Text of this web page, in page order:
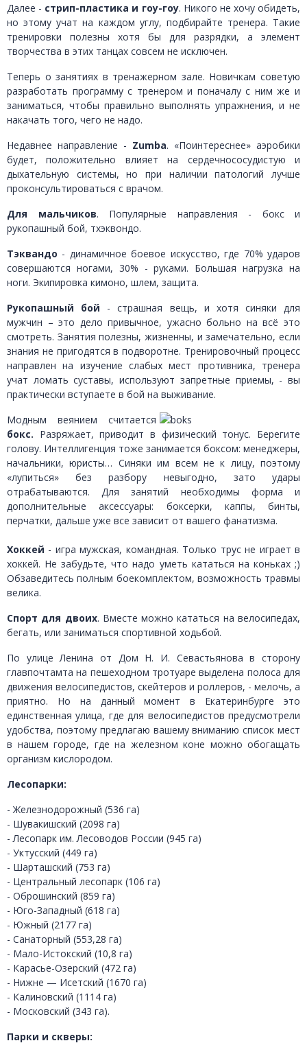
Далее - стрип-пластика и гоу-гоу. Никого не хочу обидеть,
но этому учат на каждом углу, подбирайте тренера. Такие
тренировки полезны хотя бы для разрядки, а элемент
творчества в этих танцах совсем не исключен.
Теперь о занятиях в тренажерном зале. Новичкам советую
разработать программу с тренером и поначалу с ним же и
заниматься, чтобы правильно выполнять упражнения, и не
накачать того, чего не надо.
Недавнее направление - Zumba. «Поинтереснее» аэробики
будет, положительно влияет на сердечнососудистую и
дыхательную системы, но при наличии патологий лучше
проконсультироваться с врачом.
Для мальчиков. Популярные направления - бокс и
рукопашный бой, тхэквондо.
Тэквандо - динамичное боевое искусство, где 70% ударов
совершаются ногами, 30% - руками. Большая нагрузка на
ноги. Экипировка кимоно, шлем, защита.
Рукопашный бой - страшная вещь, и хотя синяки для
мужчин – это дело привычное, ужасно больно на всё это
смотреть. Занятия полезны, жизненны, и замечательно, если
знания не пригодятся в подворотне. Тренировочный процесс
направлен на изучение слабых мест противника, тренера
учат ломать суставы, используют запретные приемы, - вы
практически вступаете в бой на выживание.
Модным веянием считается
бокс. Разряжает, приводит в физический тонус. Берегите
голову. Интеллигенция тоже занимается боксом: менеджеры,
начальники, юристы… Синяки им всем не к лицу, поэтому
«лупиться» без разбору невыгодно, зато удары
отрабатываются. Для занятий необходимы форма и
дополнительные аксессуары: боксерки, каппы, бинты,
перчатки, дальше уже все зависит от вашего фанатизма.
Хоккей - игра мужская, командная. Только трус не играет в
хоккей. Не забудьте, что надо уметь кататься на коньках ;)
Обзаведитесь полным боекомплектом, возможность травмы
велика.
Спорт для двоих. Вместе можно кататься на велосипедах,
бегать, или заниматься спортивной ходьбой.
По улице Ленина от Дом Н. И. Севастьянова в сторону
главпочтамта на пешеходном тротуаре выделена полоса для
движения велосипедистов, скейтеров и роллеров, - мелочь, а
приятно. Но на данный момент в Екатеринбурге это
единственная улица, где для велосипедистов предусмотрели
удобства, поэтому предлагаю вашему вниманию список мест
в нашем городе, где на железном коне можно обогащать
организм кислородом.
Лесопарки:
- Железнодорожный (536 га)
- Шувакишский (2098 га)
- Лесопарк им. Лесоводов России (945 га)
- Уктусский (449 га)
- Шарташский (753 га)
- Центральный лесопарк (106 га)
- Оброшинский (859 га)
- Юго-Западный (618 га)
- Южный (2177 га)
- Санаторный (553,28 га)
- Мало-Истокский (10,8 га)
- Карасье-Озерский (472 га)
- Нижне — Исетский (1670 га)
- Калиновский (1114 га)
- Московский (343 га).
Парки и скверы: